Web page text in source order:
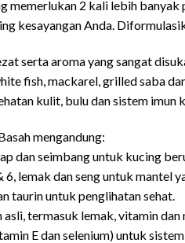
memerlukan 2 kali lebih
kesayangan Anda.
serta aroma yang sangat
fish, mackarel, grilled saba
kulit, bulu dan sistem imun
mengandung:
dan seimbang untuk kucing
6, lemak dan seng untuk mantel
taurin untuk penglihatan sehat.
termasuk lemak, vitamin
E dan selenium) untuk